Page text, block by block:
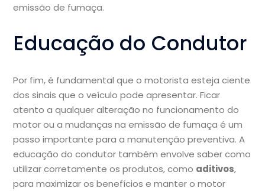
emissão de fumaça.
Educação do Condutor
Por fim, é fundamental que o motorista esteja ciente
dos sinais que o veículo pode apresentar. Ficar
atento a qualquer alteração no funcionamento do
motor ou a mudanças na emissão de fumaça é um
passo importante para a manutenção preventiva. A
educação do condutor também envolve saber como
utilizar corretamente os produtos, como aditivos,
para maximizar os benefícios e manter o motor